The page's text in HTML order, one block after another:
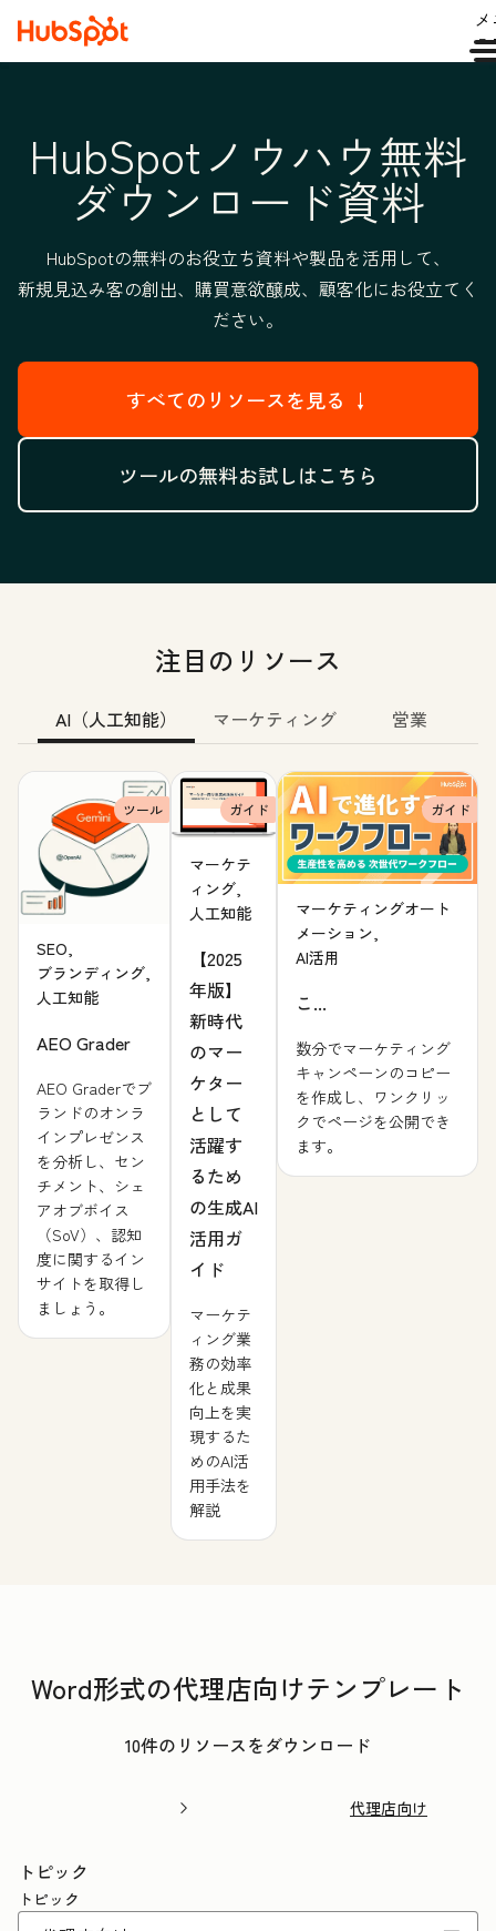
HubSpotノウハウ無料
ダウンロード資料
HubSpotの無料のお役立ち資料や製品を活用して、
新規見込み客の創出、購買意欲醸成、顧客化にお役立てく
ださい。
すべてのリソースを見る ↓
ツールの無料お試しはこちら
注目のリソース
AI（人工知能） マーケティング 営業
ツール
SEO,
ブランディング,
人工知能
AEO Grader
AEO Graderでブ
ランドのオンラ
インプレゼンス
を分析し、セン
チメント、シェ
アオブボイス
（SoV）、認知
度に関するイン
サイトを取得し
ましょう。
ガイド
マーケテ
ィング,
人工知能
【2025
年版】
新時代
のマー
ケター
として
活躍す
るため
の生成AI
活用ガ
イド
マーケテ
ィング業
務の効率
化と成果
向上を実
現するた
めのAI活
用手法を
解説
ガイド
マーケティングオート
メーション,
AI活用
こ...
数分でマーケティング
キャンペーンのコピー
を作成し、ワンクリッ
クでページを公開でき
ます。
Word形式の代理店向けテンプレート
10件のリソースをダウンロード
代理店向け
トピック
トピック